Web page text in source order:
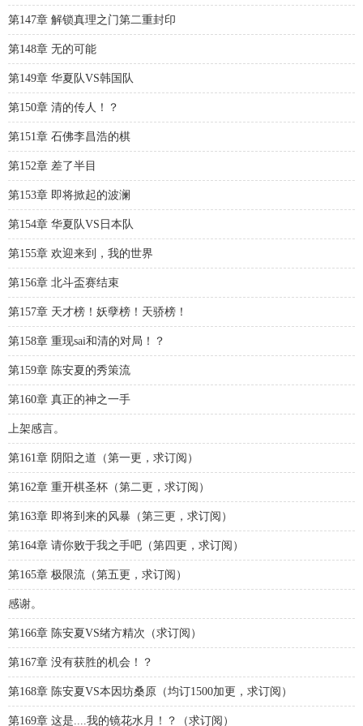
第147章 解锁真理之门第二重封印
第148章 无的可能
第149章 华夏队VS韩国队
第150章 清的传人！？
第151章 石佛李昌浩的棋
第152章 差了半目
第153章 即将掀起的波澜
第154章 华夏队VS日本队
第155章 欢迎来到，我的世界
第156章 北斗盃赛结束
第157章 天才榜！妖孽榜！天骄榜！
第158章 重现sai和清的对局！？
第159章 陈安夏的秀策流
第160章 真正的神之一手
上架感言。
第161章 阴阳之道（第一更，求订阅）
第162章 重开棋圣杯（第二更，求订阅）
第163章 即将到来的风暴（第三更，求订阅）
第164章 请你败于我之手吧（第四更，求订阅）
第165章 极限流（第五更，求订阅）
感谢。
第166章 陈安夏VS绪方精次（求订阅）
第167章 没有获胜的机会！？
第168章 陈安夏VS本因坊桑原（均订1500加更，求订阅）
第169章 这是....我的镜花水月！？（求订阅）